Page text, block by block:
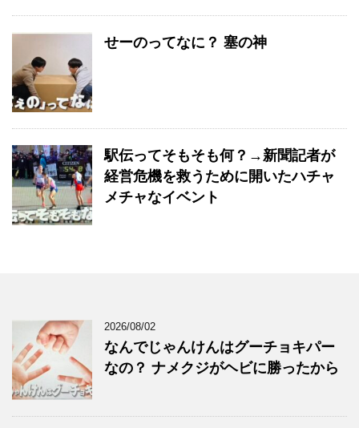
せーのってなに？ 塞の神
駅伝ってそもそも何？→新聞記者が
経営危機を救うために開いたハチャ
メチャなイベント
2026/08/02
なんでじゃんけんはグーチョキパー
なの？ ナメクジがヘビに勝ったから